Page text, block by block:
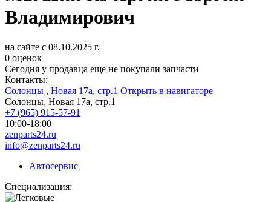
Владимирович
на сайте c 08.10.2025 г.
0 оценок
Сегодня у продавца еще не покупали запчасти
Контакты:
Солонцы , Новая 17а, стр.1 Открыть в навигаторе
Солонцы, Новая 17а, стр.1
+7 (965) 915-57-91
10:00-18:00
zenparts24.ru
info@zenparts24.ru
Автосервис
Специализация: